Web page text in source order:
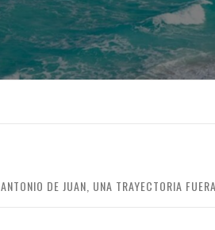
ANTONIO DE JUAN, UNA TRAYECTORIA